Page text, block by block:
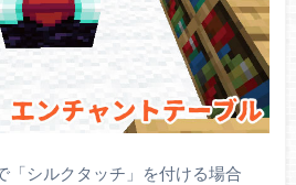
「シルクタッチ」を付ける場合